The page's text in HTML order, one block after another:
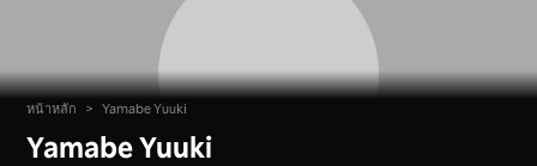
หน้าหลัก > Yamabe Yuuki
Yamabe Yuuki